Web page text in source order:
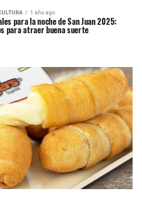
1 año ago
para la noche de San Juan 2025:
para atraer buena suerte